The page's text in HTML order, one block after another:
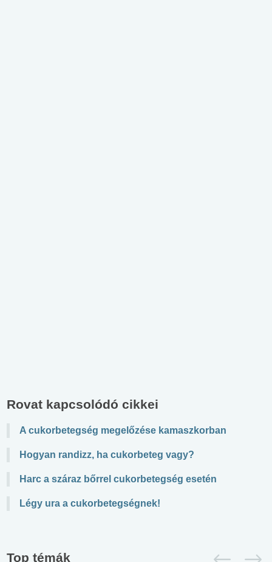
Rovat kapcsolódó cikkei
A cukorbetegség megelőzése kamaszkorban
Hogyan randizz, ha cukorbeteg vagy?
Harc a száraz bőrrel cukorbetegség esetén
Légy ura a cukorbetegségnek!
Top témák